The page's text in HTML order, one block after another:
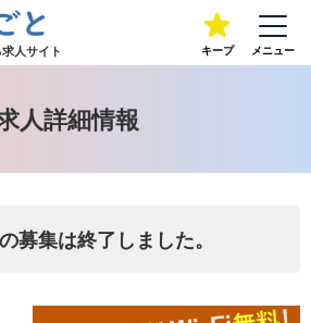
人サイト キープ メニュー
人詳細情報
募集は終了しました。